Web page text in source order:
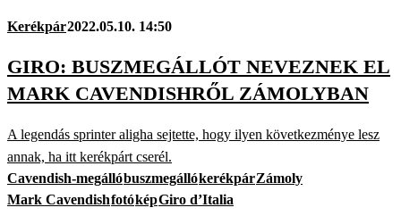
Kerékpár2022.05.10. 14:50
GIRO: BUSZMEGÁLLÓT NEVEZNEK EL
MARK CAVENDISHRŐL ZÁMOLYBAN
A legendás sprinter aligha sejtette, hogy ilyen következménye lesz
annak, ha itt kerékpárt cserél.
Cavendish-megállóbuszmegállókerékpárZámoly
Mark CavendishfotóképGiro d’Italia